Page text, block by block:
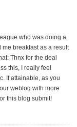
who was doing a
breakfast as a result
Thnx for the deal
this, I really feel
If attainable, as you
weblog with more
this blog submit!